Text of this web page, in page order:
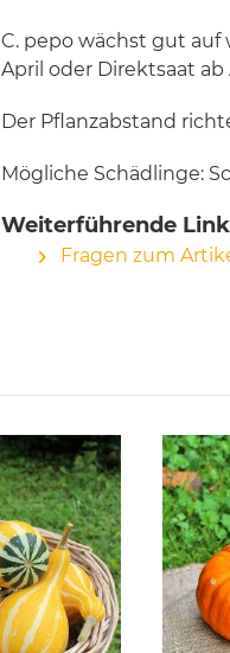
C. pepo wächst gut auf
April oder Direktsaat
Der Pflanzabstand
Mögliche Schädlinge:
Weiterführende
Fragen zum